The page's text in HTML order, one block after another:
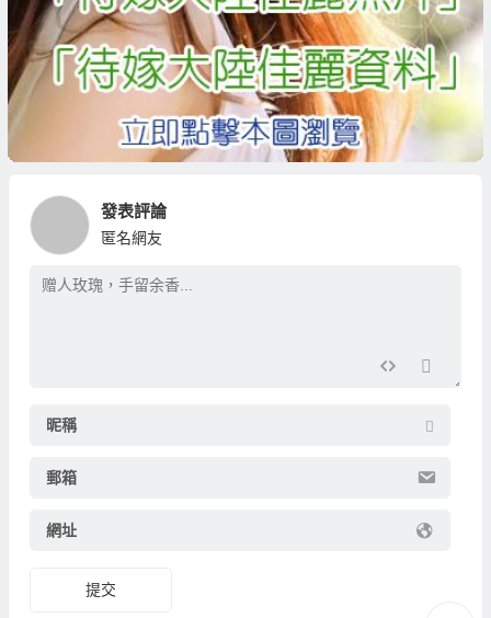
發表評論
匿名網友
昵稱
郵箱
網址
提交